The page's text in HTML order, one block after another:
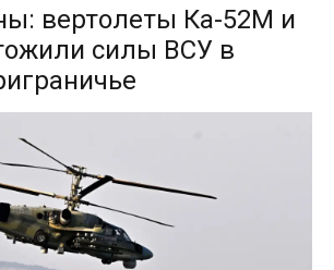
вертолеты Ка-52М и
силы ВСУ в